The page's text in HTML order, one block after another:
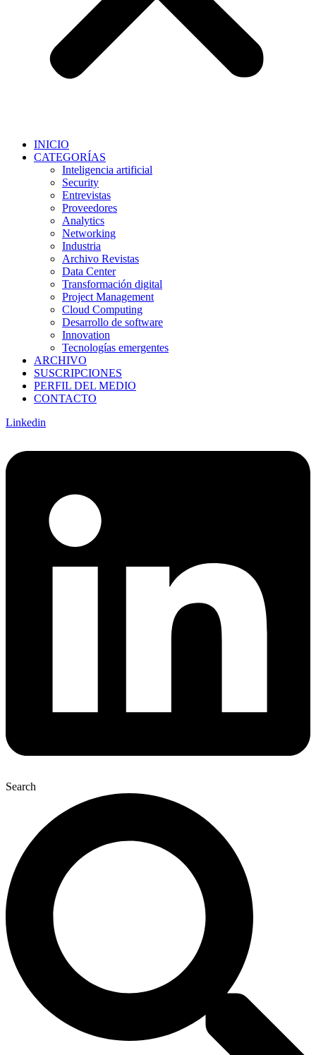
INICIO
CATEGORÍAS
Inteligencia artificial
Security
Entrevistas
Proveedores
Analytics
Networking
Industria
Archivo Revistas
Data Center
Transformación digital
Project Management
Cloud Computing
Desarrollo de software
Innovation
Tecnologías emergentes
ARCHIVO
SUSCRIPCIONES
PERFIL DEL MEDIO
CONTACTO
Linkedin
Search